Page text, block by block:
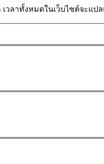
วลาทั้งหมดในเว็บไซต์จะแป